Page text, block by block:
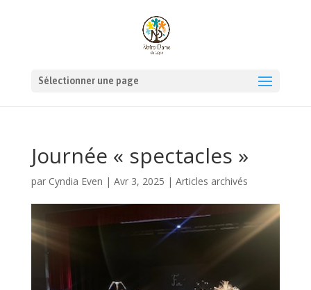
Sélectionner une page
Journée « spectacles »
par Cyndia Even | Avr 3, 2025 | Articles archivés